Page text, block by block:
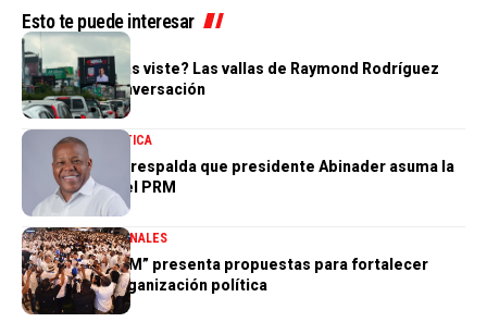
Esto te puede interesar
POLÍTICA
¿Tú también las viste? Las vallas de Raymond Rodríguez
dominan la conversación
NACIONALES POLÍTICA
Adán Peguero respalda que presidente Abinader asuma la
presidencia del PRM
DESTACADANACIONALES
“Hablemos PRM” presenta propuestas para fortalecer
futuro de la organización política